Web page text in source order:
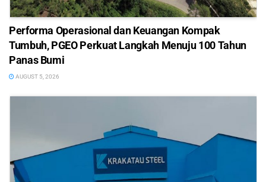
Performa Operasional dan Keuangan Kompak
Tumbuh, PGEO Perkuat Langkah Menuju 100 Tahun
Panas Bumi
AUGUST 5, 2026